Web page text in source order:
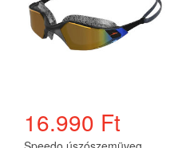
16.990 Ft